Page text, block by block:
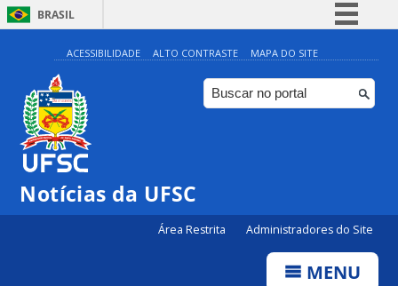
BRASIL
Simplifique!
Comunica BR
Participe
ACESSIBILIDADE ALTO CONTRASTE MAPA DO SITE
Notícias da UFSC
Área Restrita Administradores do Site
MENU